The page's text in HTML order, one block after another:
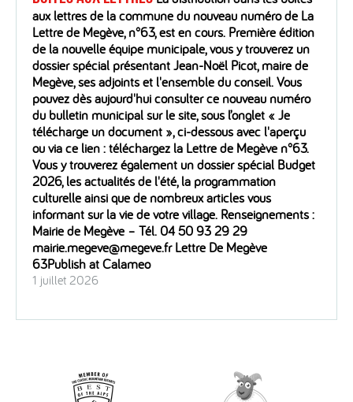
aux lettres de la commune du nouveau numéro de La
Lettre de Megève, n°63, est en cours. Première édition
de la nouvelle équipe municipale, vous y trouverez un
dossier spécial présentant Jean-Noël Picot, maire de
Megève, ses adjoints et l'ensemble du conseil. Vous
pouvez dès aujourd'hui consulter ce nouveau numéro
du bulletin municipal sur le site, sous l’onglet « Je
télécharge un document », ci-dessous avec l'aperçu
ou via ce lien : téléchargez la Lettre de Megève n°63.
Vous y trouverez également un dossier spécial Budget
2026, les actualités de l'été, la programmation
culturelle ainsi que de nombreux articles vous
informant sur la vie de votre village. Renseignements :
Mairie de Megève – Tél. 04 50 93 29 29
mairie.megeve@megeve.fr Lettre De Megève
63Publish at Calameo
1 juillet 2026